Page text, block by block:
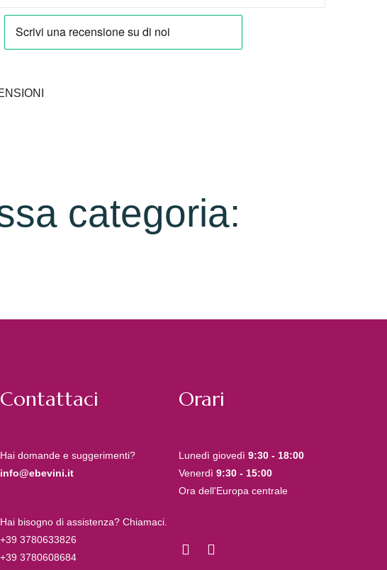
categoria:
Contattaci
Hai domande e suggerimenti?
info@ebevini.it
Hai bisogno di assistenza? Chiamaci.
+39 3780633826
+39 3780608684
Orari
Lunedì giovedì 9:30 - 18:00
Venerdì 9:30 - 15:00
Ora dell'Europa centrale